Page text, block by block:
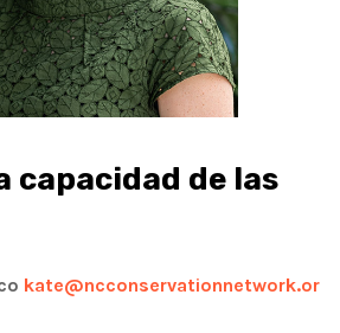
capacidad de las
kate@ncconservationnetwork.or